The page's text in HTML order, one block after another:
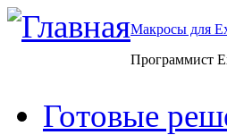
Макросы для
Программист
Готовые